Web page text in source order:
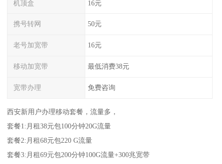
机顶盒 16元
携号转网 50元
老号加宽带 16元
移动加宽带 最低消费38元
宽带办理 免费咨询
西安新用户办理移动套餐，流量多，
套餐1:月租38元包100分钟20G流量
套餐2:月租68元包220 G流量
套餐3:月租69元包200分钟100G流量+300兆宽带